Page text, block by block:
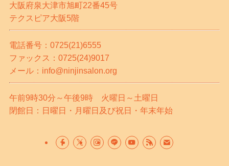
大阪府泉大津市旭町22番45号
テクスピア大阪5階
電話番号：0725(21)6555
ファックス：0725(24)9017
メール：info@ninjinsalon.org
午前9時30分～午後9時 火曜日～土曜日
閉館日：日曜日・月曜日及び祝日・年末年始